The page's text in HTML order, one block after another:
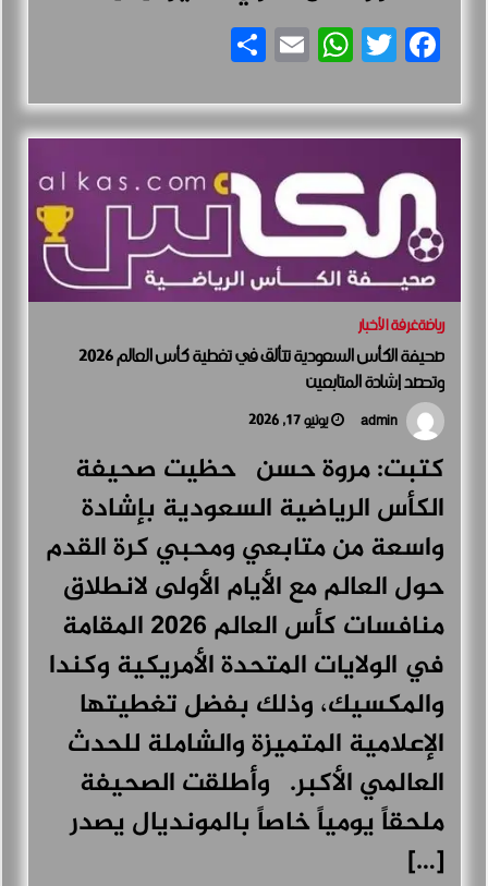
Facebook
Twitter
WhatsApp
Email
رياضةغرفة الأخبار
صحيفة الكأس السعودية تتألق في تغطية كأس العالم 2026
وتحصد إشادة المتابعين
admin يونيو 17, 2026
كتبت: مروة حسن حظيت صحيفة
الكأس الرياضية السعودية بإشادة
واسعة من متابعي ومحبي كرة القدم
حول العالم مع الأيام الأولى لانطلاق
منافسات كأس العالم 2026 المقامة
في الولايات المتحدة الأمريكية وكندا
والمكسيك، وذلك بفضل تغطيتها
الإعلامية المتميزة والشاملة للحدث
العالمي الأكبر. وأطلقت الصحيفة
ملحقاً يومياً خاصاً بالمونديال يصدر
[…]